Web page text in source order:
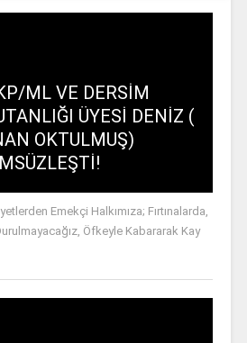
ML VE DERSİM
ÜYESİ DENİZ (
OKTULMUŞ)
Emekçi Halkımıza; Fırtınalarda,
Öfkeyle Kabararak Kay